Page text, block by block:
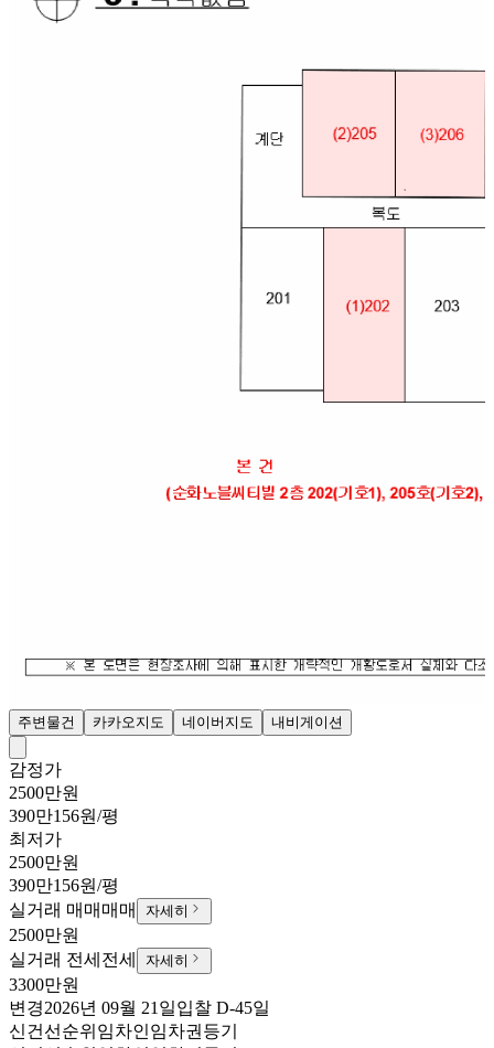
주변물건 카카오지도 네이버지도 내비게이션
감정가
2500만원
390만156원/평
최저가
2500만원
390만156원/평
실거래 매매 매매 자세히
2500만원
실거래 전세 전세 자세히
3300만원
변경2026년 09월 21일입찰 D-45일
신건 선순위임차인임차권등기